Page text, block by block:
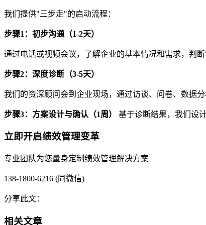
我们提供"三步走"的启动流程：
步骤1 ：初步沟通（1-2天）
通过电话或视频会议，了解企业的基本情况和需求，判
步骤2：深度诊断（3-5天）
我们的资深顾问会到企业现场，通过访谈、问卷、数据
步骤3：方案设计与确认（1周） 基于诊断结果，我们设
立即开启绩效管理变革
专业团队为您量身定制绩效管理解决方案
138-1800-6216 (同微信)
分享此文：
相关文章